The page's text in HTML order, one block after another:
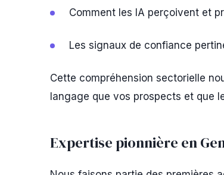
Comment les IA perçoivent et
Les signaux de confiance
Cette compréhension sectorielle
langage que vos prospects et que
Expertise pionnière en